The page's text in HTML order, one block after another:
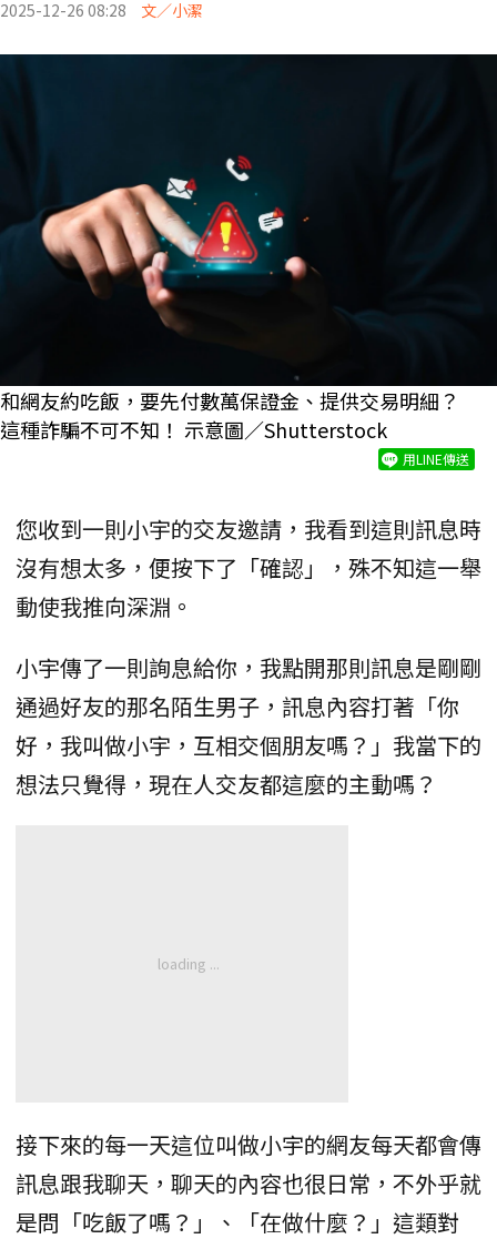
2025-12-26 08:28 文／小潔
和網友約吃飯，要先付數萬保證金、提供交易明細？
這種詐騙不可不知！ 示意圖／Shutterstock
用LINE傳送
您收到一則小宇的交友邀請，我看到這則訊息時
沒有想太多，便按下了「確認」，殊不知這一舉
動使我推向深淵。
小宇傳了一則詢息給你，我點開那則訊息是剛剛
通過好友的那名陌生男子，訊息內容打著「你
好，我叫做小宇，互相交個朋友嗎？」我當下的
想法只覺得，現在人交友都這麼的主動嗎？
接下來的每一天這位叫做小宇的網友每天都會傳
訊息跟我聊天，聊天的內容也很日常，不外乎就
是問「吃飯了嗎？」、「在做什麼？」這類對